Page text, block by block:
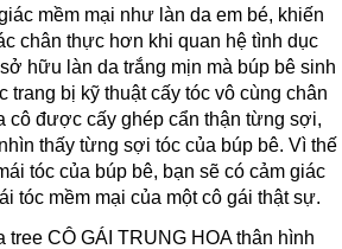
mềm mại như làn da em bé, khiến
chân thực hơn khi quan hệ tình dục
hữu làn da trắng mịn mà búp bê sinh
trang bị kỹ thuật cấy tóc vô cùng chân
cô được cấy ghép cẩn thận từng sợi,
thấy từng sợi tóc của búp bê. Vì thế
tóc của búp bê, bạn sẽ có cảm giác
tóc mềm mại của một cô gái thật sự.
tree CÔ GÁI TRUNG HOA thân hình